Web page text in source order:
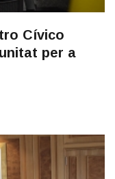
Cívico
per a